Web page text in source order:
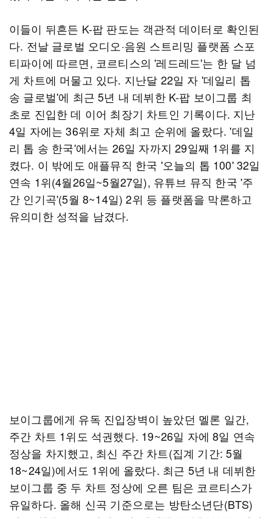
이들이 뒤흔든 K-팝 판도는 객관적 데이터로 확인된
다. 전날 글로벌 오디오·음원 스트리밍 플랫폼 스포
티파이에 따르면, 코르티스의 '레드레드'는 한 달 넘
게 차트에 머물고 있다. 지난달 22일 자 '데일리 톱
송 글로벌'에 최근 5년 내 데뷔한 K-팝 보이그룹 최
초로 진입한 데 이어 최장기 차트인 기록이다. 지난
4일 자에는 36위로 자체 최고 순위에 올랐다. '데일
리 톱 송 한국'에서는 26일 자까지 29일째 1위를 지
켰다. 이 밖에도 애플뮤직 한국 '오늘의 톱 100' 32일
연속 1위(4월26일~5월27일), 유튜브 뮤직 한국 '주
간 인기곡'(5월 8~14일) 2위 등 플랫폼을 막론하고
유의미한 성적을 남겼다.
보이그룹에게 유독 진입장벽이 높았던 멜론 일간,
주간 차트 1위도 석권했다. 19~26일 자에 8일 연속
정상을 차지했고, 최신 주간 차트(집계 기간: 5월
18~24일)에서도 1위에 올랐다. 최근 5년 내 데뷔한
보이그룹 중 두 차트 정상에 오른 팀은 코르티스가
유일하다. 올해 신곡 기준으로는 방탄소년단(BTS)